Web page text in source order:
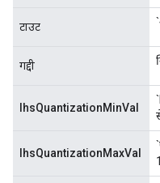
टाउट
गद्दी
lhsQuantizationMinVal
lhsQuantizationMaxVal